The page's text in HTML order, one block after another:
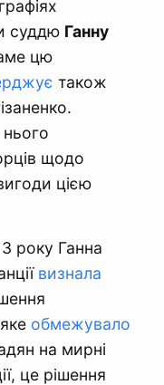
суддю Ганну
цю
також
щодо
цією
року Ганна
визнала
обмежувало
на мирні
це рішення